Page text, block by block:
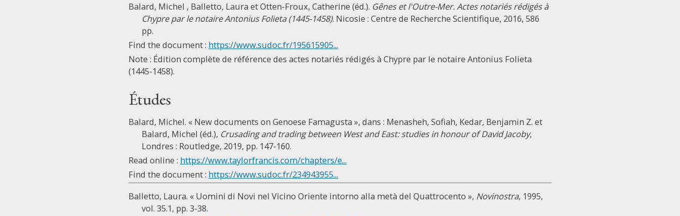
Balard, Michel , Balletto, Laura et Otten-Froux, Catherine (éd.). Gênes et l'Outre-Mer. Actes notariés rédigés à
Chypre par le notaire Antonius Folieta (1445-1458). Nicosie : Centre de Recherche Scientifique, 2016, 586
pp.
Find the document : https://www.sudoc.fr/195615905...
Note : Édition complète de référence des actes notariés rédigés à Chypre par le notaire Antonius Folieta
(1445-1458).
Études
Balard, Michel. « New documents on Genoese Famagusta », dans : Menasheh, Sofiah, Kedar, Benjamin Z. et
Balard, Michel (éd.), Crusading and trading between West and East: studies in honour of David Jacoby,
Londres : Routledge, 2019, pp. 147-160.
Read online : https://www.taylorfrancis.com/chapters/e...
Find the document : https://www.sudoc.fr/234943955...
Balletto, Laura. « Uomini di Novi nel Vicino Oriente intorno alla metà del Quattrocento », Novinostra, 1995,
vol. 35.1, pp. 3-38.